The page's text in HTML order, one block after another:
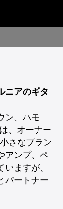
ニアのギタ
ン、ハモ
、オーナー
さなブラン
アンプ、ペ
ますが、
パートナー